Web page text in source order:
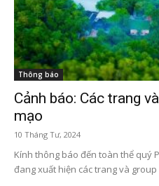
Thông báo
Cảnh báo: Các trang
mạo
10 Tháng Tư, 2024
Kính thông báo đến toàn thể quý
đang xuất hiện các trang và group